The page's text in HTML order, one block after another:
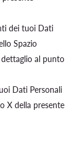
dei tuoi Dati
Spazio
al punto
Dati Personali
X della presente